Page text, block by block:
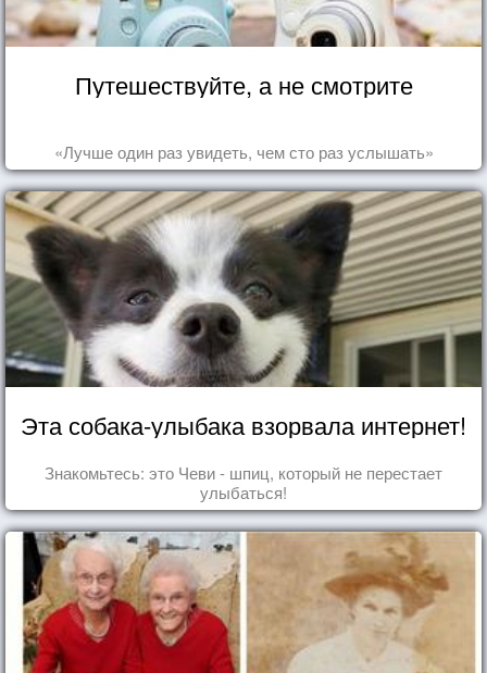
Путешествуйте, а не смотрите
«Лучше один раз увидеть, чем сто раз услышать»
Эта собака-улыбака взорвала интернет!
Знакомьтесь: это Чеви - шпиц, который не перестает
улыбаться!